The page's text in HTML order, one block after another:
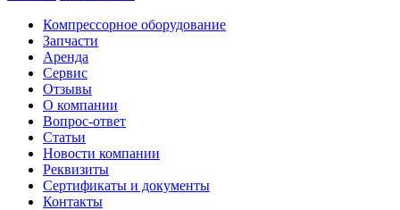
Компрессорное оборудование
Запчасти
Аренда
Сервис
Отзывы
О компании
Вопрос-ответ
Статьи
Новости компании
Реквизиты
Сертификаты и документы
Контакты